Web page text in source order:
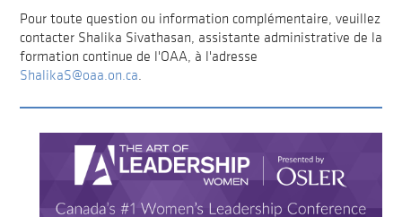
Pour toute question ou information complémentaire, veuillez
contacter Shalika Sivathasan, assistante administrative de la
formation continue de l'OAA, à l'adresse
ShalikaS@oaa.on.ca.